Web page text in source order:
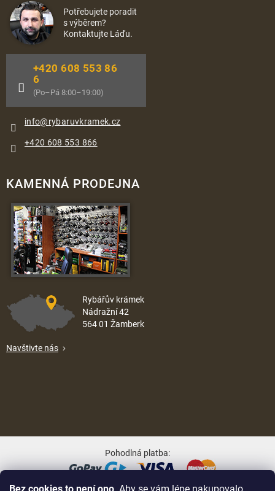
Potřebujete poradit
s výběrem?
Kontaktujte Láďu.
info@rybaruvkramek.cz
+420 608 553 86
6
(Po–Pá 8:00–19:00)
+420 608 553 866
KAMENNÁ PRODEJNA
Rybářův krámek
Nádražní 42
564 01 Žamberk
Navštivte nás
Pohodlná platba: